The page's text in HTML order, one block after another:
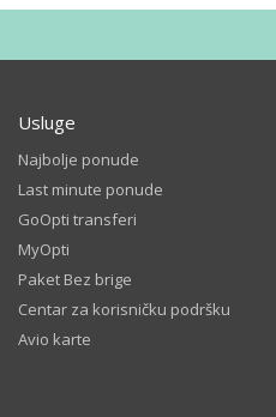
Usluge
Najbolje ponude
Last minute ponude
GoOpti transferi
MyOpti
Paket Bez brige
Centar za korisničku podršku
Avio karte